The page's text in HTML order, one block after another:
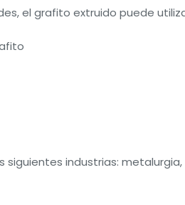
el grafito extruido puede
siguientes industrias: